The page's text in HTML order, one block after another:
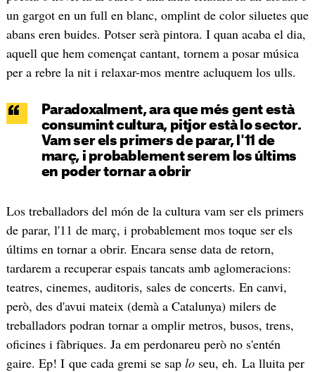
un gargot en un full en blanc, omplint de color siluetes que
abans eren buides. Potser serà pintora. I quan acaba el dia,
aquell que hem començat cantant, tornem a posar música
per a rebre la nit i relaxar-mos mentre acluquem los ulls.
Paradoxalment, ara que més gent està
consumint cultura, pitjor està lo sector.
Vam ser els primers de parar, l'11 de
març, i probablement serem los últims
en poder tornar a obrir
Los treballadors del món de la cultura vam ser els primers
de parar, l'11 de març, i probablement mos toque ser els
últims en tornar a obrir. Encara sense data de retorn,
tardarem a recuperar espais tancats amb aglomeracions:
teatres, cinemes, auditoris, sales de concerts. En canvi,
però, des d'avui mateix (demà a Catalunya) milers de
treballadors podran tornar a omplir metros, busos, trens,
oficines i fàbriques. Ja em perdonareu però no s'entén
gaire. Ep! I que cada gremi se sap loseu, eh. La lluita per